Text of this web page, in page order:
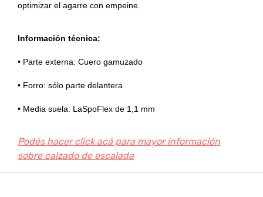
optimizar el agarre con empeine.
Información técnica:
• Parte externa: Cuero gamuzado
• Forro: sólo parte delantera
• Media suela: LaSpoFlex de 1,1 mm
Podés hacer click acá para mayor información
sobre calzado de escalada